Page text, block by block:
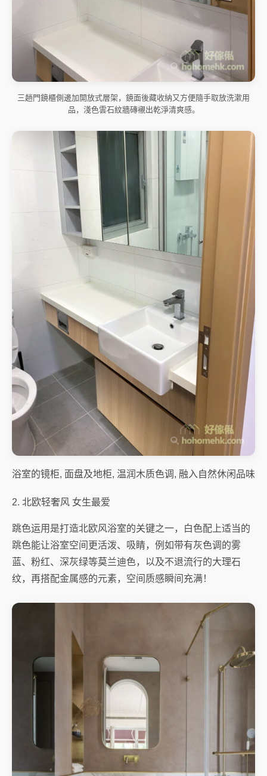
三趟門鏡櫃側邊加開放式層架，鏡面後藏收納又方便隨手取放洗漱用
品，淺色雲石紋牆磚襯出乾淨清爽感。
浴室的镜柜, 面盘及地柜, 温润木质色调, 融入自然休闲品味
2. 北欧轻奢风 女生最爱
跳色运用是打造北欧风浴室的关键之一，白色配上适当的
跳色能让浴室空间更活泼、吸睛，例如带有灰色调的雾
蓝、粉红、深灰绿等莫兰迪色，以及不退流行的大理石
纹，再搭配金属感的元素，空间质感瞬间充满！